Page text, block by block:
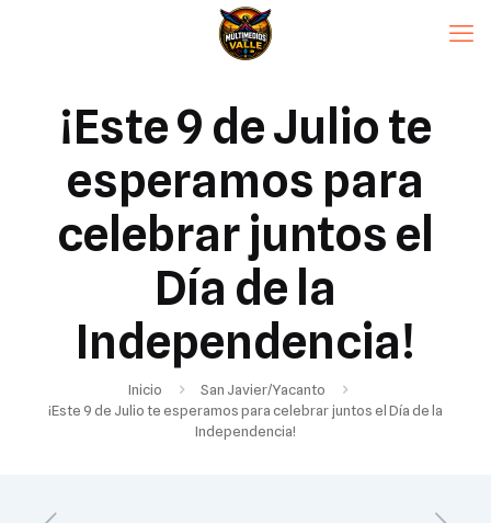
¡Este 9 de Julio te
esperamos para
celebrar juntos el
Día de la
Independencia!
Inicio
San Javier/Yacanto
¡Este 9 de Julio te esperamos para celebrar juntos el Día de la
Independencia!